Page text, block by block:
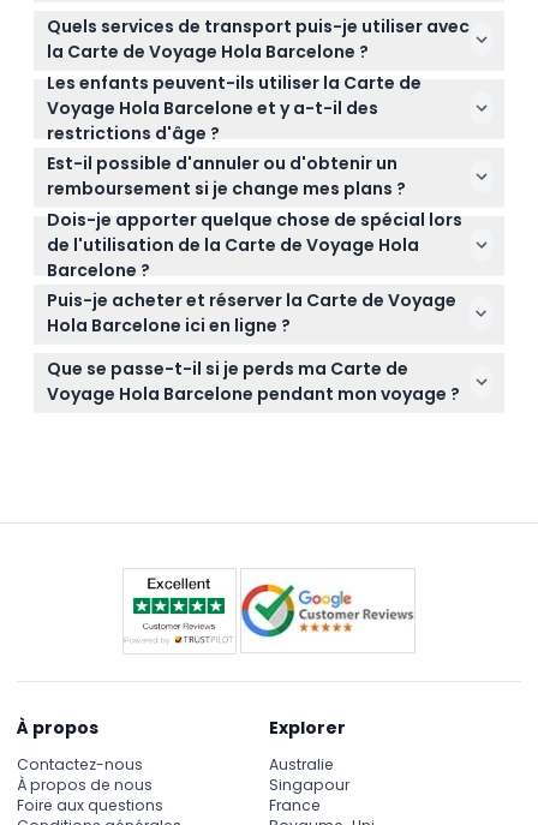
La carte s'active dès la première utilisation et offre
ensuite des déplacements illimités pendant la
période choisie de 48, 72, 96 ou 120 heures
consécutives sur les transports publics de
Barcelone.
Quels services de transport puis-je utiliser avec
la Carte de Voyage Hola Barcelone ?
Vous pouvez prendre le métro, les bus, les
tramways, le funiculaire de Montjuïc ainsi que les
trains urbains et régionaux dans la Zone 1, y compris
les trajets entre l'Aéroport de Barcelone et le
centre-ville.
Les enfants peuvent-ils utiliser la Carte de
Voyage Hola Barcelone et y a-t-il des
restrictions d'âge ?
Les enfants de 0 à 3 ans voyagent gratuitement,
tandis que les enfants de 4 ans et plus doivent
avoir la même carte que les adultes.
Est-il possible d'annuler ou d'obtenir un
remboursement si je change mes plans ?
Les billets ne sont pas remboursables et ne
peuvent pas être annulés, alors assurez-vous de
réserver les dates qui correspondent à votre
programme de voyage.
Dois-je apporter quelque chose de spécial lors
de l'utilisation de la Carte de Voyage Hola
Barcelone ?
Il suffit d'apporter votre carte de voyage activée à
chaque trajet ; aucun document ou pièce
d'identité supplémentaire n'est nécessaire pour
utiliser la carte.
Puis-je acheter et réserver la Carte de Voyage
Hola Barcelone ici en ligne ?
Oui, vous pouvez facilement réserver votre Carte
de Voyage Hola Barcelone en ligne sur ce site et
vérifier la disponibilité pour vos dates préférées.
Que se passe-t-il si je perds ma Carte de
Voyage Hola Barcelone pendant mon voyage ?
À propos
Contactez-nous
À propos de nous
Foire aux questions
Explorer
Australie
Singapour
France